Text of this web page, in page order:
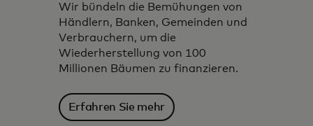
Wir nutzen Technologie, Daten und
Partnerschaften, um umweltbewusste
Wir bündeln die Bemühungen von
Händlern, Banken, Gemeinden und
Verbrauchern, um die
Wiederherstellung von 100
Millionen Bäumen zu finanzieren.
Erfahren Sie mehr